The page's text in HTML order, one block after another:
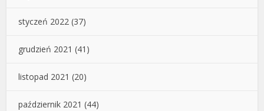
styczeń 2022 (37)
grudzień 2021 (41)
listopad 2021 (20)
październik 2021 (44)